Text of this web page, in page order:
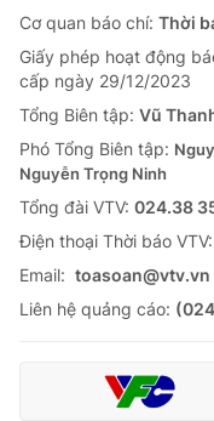
Cơ quan báo chí: Thời
Giấy phép hoạt động
cấp ngày 29/12/2023
Tổng Biên tập: Vũ
Phó Tổng Biên tập:
Nguyễn Trọng Ninh
Tổng đài VTV: 024.38
Ðiện thoại Thời báo VTV:
Email: toasoan@vtv.vn
Liên hệ quảng cáo: